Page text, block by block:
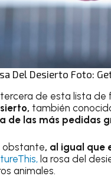
Del Desierto Foto:
de esta lista de
también
de las más pedidas
obstante, al igual que
la rosa del
animales.